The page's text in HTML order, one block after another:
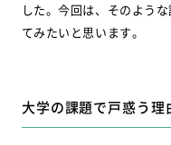
した。今回は、そのよう
てみたいと思います。
大学の課題で戸惑う理